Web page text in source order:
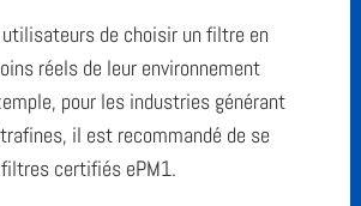
de choisir un filtre en
réels de leur environnement
pour les industries générant
il est recommandé de se
certifiés ePM1.